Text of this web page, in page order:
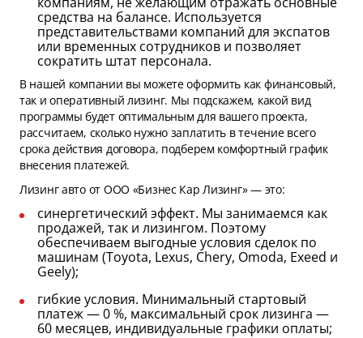
средства на балансе. Используется
представительствами компаний для экспатов
или временных сотрудников и позволяет
сократить штат персонала.
В нашей компании вы можете оформить как финансовый,
так и оперативный лизинг. Мы подскажем, какой вид
программы будет оптимальным для вашего проекта,
рассчитаем, сколько нужно заплатить в течение всего
срока действия договора, подберем комфортный график
внесения платежей.
Лизинг авто от ООО «Бизнес Кар Лизинг» — это:
синергетический эффект. Мы занимаемся как
продажей, так и лизингом. Поэтому
обеспечиваем выгодные условия сделок по
машинам (Toyota, Lexus, Chery, Omoda, Exeed и
Geely);
гибкие условия. Минимальный стартовый
платеж — 0 %, максимальный срок лизинга —
60 месяцев, индивидуальные графики оплаты;